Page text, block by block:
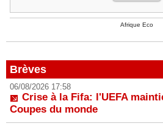
Afrique Eco
Brèves
06/08/2026 17:58
Crise à la Fifa: l'UEFA
Coupes du monde